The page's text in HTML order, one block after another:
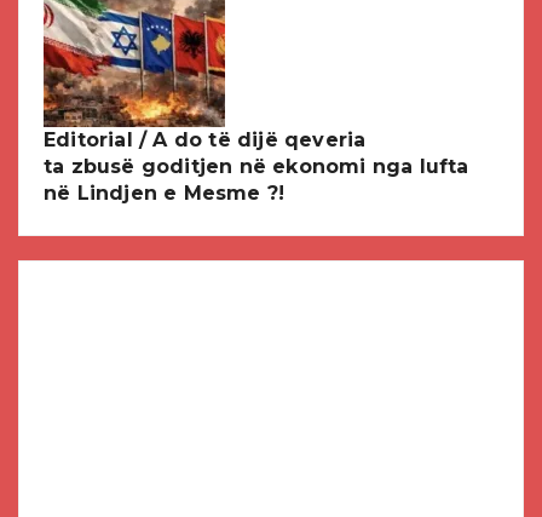
Editorial / A do të dijë qeveria
ta zbusë goditjen në ekonomi nga lufta
në Lindjen e Mesme ?!